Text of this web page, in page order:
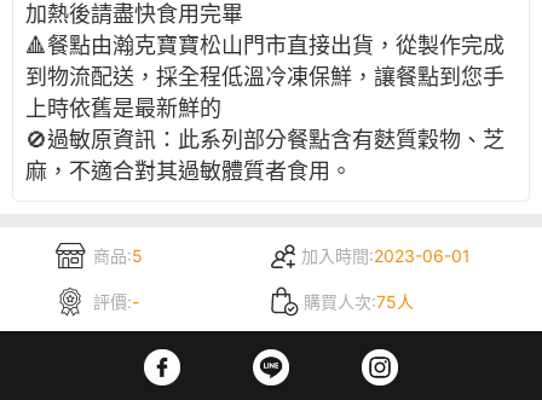
加熱後請盡快食用完畢
🔺餐點由瀚克寶寶松山門市直接出貨，從製作完成
到物流配送，採全程低溫冷凍保鮮，讓餐點到您手
上時依舊是最新鮮的
🚫過敏原資訊：此系列部分餐點含有麩質穀物、芝
麻，不適合對其過敏體質者食用。
商品:5 加入時間:2023-06-01
評價:- 購買人次:75人